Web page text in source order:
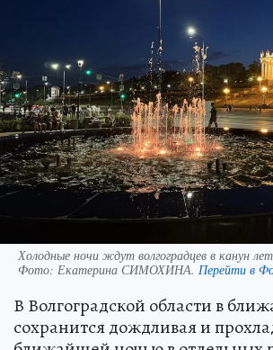
Холодные ночи ждут волгоградцев в канун
Фото: Екатерина СИМОХИНА. Перейти в
В Волгоградской области в
сохранится дождливая и